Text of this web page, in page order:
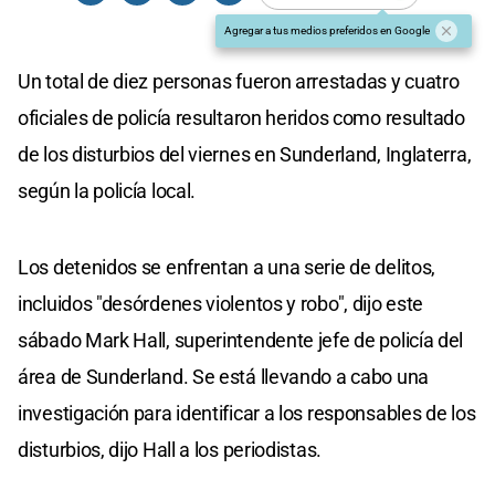
Agregar a tus medios preferidos en Google
Un total de diez personas fueron arrestadas y cuatro
oficiales de policía resultaron heridos como resultado
de los disturbios del viernes en Sunderland, Inglaterra,
según la policía local.
Los detenidos se enfrentan a una serie de delitos,
incluidos "desórdenes violentos y robo", dijo este
sábado Mark Hall, superintendente jefe de policía del
área de Sunderland. Se está llevando a cabo una
investigación para identificar a los responsables de los
disturbios, dijo Hall a los periodistas.